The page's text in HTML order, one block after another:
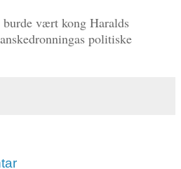
vært kong Haralds
politiske